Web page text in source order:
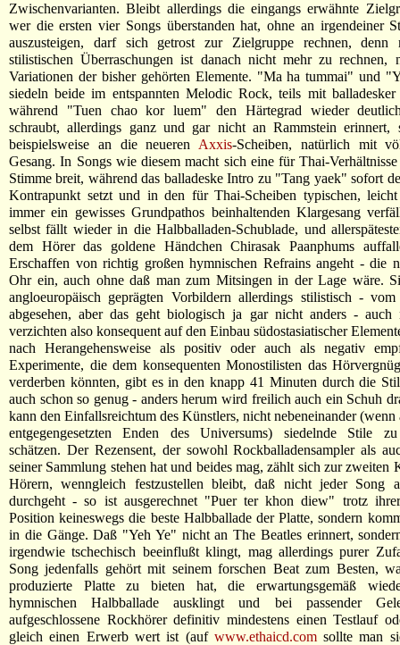
Zwischenvarianten. Bleibt allerdings die eingangs erwähnte
wer die ersten vier Songs überstanden hat, ohne an irgendeiner
auszusteigen, darf sich getrost zur Zielgruppe rechnen, denn
stilistischen Überraschungen ist danach nicht mehr zu rechnen,
Variationen der bisher gehörten Elemente. "Ma ha tummai" und
siedeln beide im entspannten Melodic Rock, teils mit balladesker
während "Tuen chao kor luem" den Härtegrad wieder
schraubt, allerdings ganz und gar nicht an Rammstein erinnert,
beispielsweise an die neueren Axxis-Scheiben, natürlich mit
Gesang. In Songs wie diesem macht sich eine für Thai-
Stimme breit, während das balladeske Intro zu "Tang yaek" sofort
Kontrapunkt setzt und in den für Thai-Scheiben typischen, leicht
immer ein gewisses Grundpathos beinhaltenden Klargesang
selbst fällt wieder in die Halbballaden-Schublade, und
dem Hörer das goldene Händchen Chirasak Paanphums
Erschaffen von richtig großen hymnischen Refrains angeht - die
Ohr ein, auch ohne daß man zum Mitsingen in der Lage wäre.
angloeuropäisch geprägten Vorbildern allerdings stilistisch -
abgesehen, aber das geht biologisch ja gar nicht anders - auch
verzichten also konsequent auf den Einbau südostasiatischer
nach Herangehensweise als positiv oder auch als negativ
Experimente, die dem konsequenten Monostilisten das
verderben könnten, gibt es in den knapp 41 Minuten durch die
auch schon so genug - anders herum wird freilich auch ein Schuh
kann den Einfallsreichtum des Künstlers, nicht nebeneinander (wenn
entgegengesetzten Enden des Universums) siedelnde Stile
schätzen. Der Rezensent, der sowohl Rockballadensampler als
seiner Sammlung stehen hat und beides mag, zählt sich zur zweiten
Hörern, wenngleich festzustellen bleibt, daß nicht jeder Song
durchgeht - so ist ausgerechnet "Puer ter khon diew" trotz
Position keineswegs die beste Halbballade der Platte, sondern
in die Gänge. Daß "Yeh Ye" nicht an The Beatles erinnert,
irgendwie tschechisch beeinflußt klingt, mag allerdings purer
Song jedenfalls gehört mit seinem forschen Beat zum Besten,
produzierte Platte zu bieten hat, die erwartungsgemäß
hymnischen Halbballade ausklingt und bei passender
aufgeschlossene Rockhörer definitiv mindestens einen Testlauf
gleich einen Erwerb wert ist (auf www.ethaicd.comsollte man